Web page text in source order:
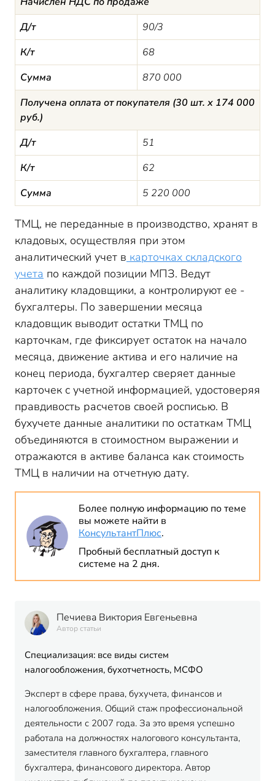
Д/т
90/3
К/т
68
Сумма
870 000
Получена оплата от покупателя (30 шт. х 174 000
руб.)
Д/т
51
К/т
62
Сумма
5 220 000
ТМЦ, не переданные в производство, хранят в
кладовых, осуществляя при этом
аналитический учет в карточках складского
учета по каждой позиции МПЗ. Ведут
аналитику кладовщики, а контролируют ее -
бухгалтеры. По завершении месяца
кладовщик выводит остатки ТМЦ по
карточкам, где фиксирует остаток на начало
месяца, движение актива и его наличие на
конец периода, бухгалтер сверяет данные
карточек с учетной информацией, удостоверяя
правдивость расчетов своей росписью. В
бухучете данные аналитики по остаткам ТМЦ
объединяются в стоимостном выражении и
отражаются в активе баланса как стоимость
ТМЦ в наличии на отчетную дату.
Более полную информацию по теме
вы можете найти в
КонсультантПлюс.
Пробный бесплатный доступ к
системе на 2 дня.
Печиева Виктория Евгеньевна
Автор статьи
Специализация: все виды систем
налогообложения, бухотчетность, МСФО
Эксперт в сфере права, бухучета, финансов и
налогообложения. Общий стаж профессиональной
деятельности с 2007 года. За это время успешно
работала на должностях налогового консультанта,
заместителя главного бухгалтера, главного
бухгалтера, финансового директора. Автор